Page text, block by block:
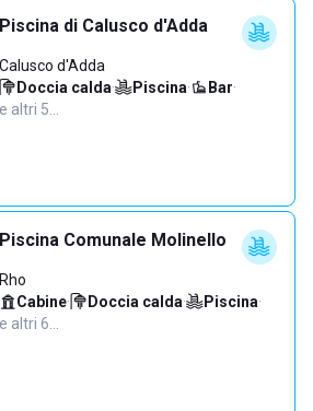
Piscina di Calusco d'Adda
Calusco d'Adda
Doccia calda· Piscina· Bar·
e altri 5…
Piscina Comunale Molinello
Rho
Cabine· Doccia calda· Piscina·
e altri 6…